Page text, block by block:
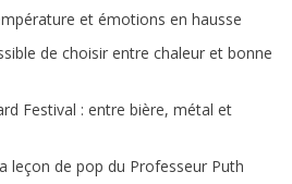
et émotions en hausse
de choisir entre chaleur et bonne
Festival : entre bière, métal et
leçon de pop du Professeur Puth